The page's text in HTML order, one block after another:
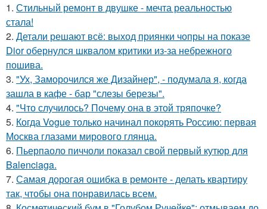
1. Стильный ремонт в двушке - мечта реальностью
стала!
2. Детали решают всё: выход приянки чопры на показе
Dior обернулся шквалом критики из-за небрежного
пошива.
3. "Ух, Заморочился же Дизайнер", - подумала я, когда
зашла в кафе - бар "слезы березы".
4. "Что случилось? Почему она в этой тряпочке?
5. Когда Vogue только начинал покорять Россию: первая
Москва глазами мирового глянца.
6. Пьерпаоло пиччоли показал свой первый кутюр для
Balenciaga.
7. Самая дорогая ошибка в ремонте - делать квартиру
так, чтобы она понравилась всем.